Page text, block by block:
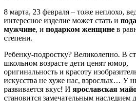
8 марта, 23 февраля – тоже неплохо,
интересное изделие может стать и
мужчине, и подарком женщине в
степени.
Ребенку-подростку? Великолепно. В
школьном возрасте дети ценят юмор,
оригинальность и красоту
искусства не хуже нас, взрослых… У
развивается вкус! И ярославская
становится замечательным наследием